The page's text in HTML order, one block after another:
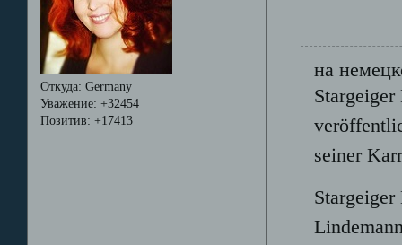
Откуда: Germany
Уважение: +32454
Позитив: +17413
на
seiner